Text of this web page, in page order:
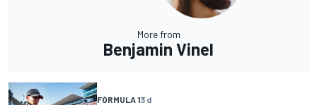
More from
Benjamin Vinel
FÓRMULA 13 d